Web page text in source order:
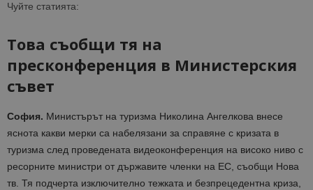
Чуйте статията:
Това съобщи тя на
пресконференция в Министерския
съвет
София. Министърът на туризма Николина Ангелкова внесе
яснота какви мерки са набелязани за справяне с кризата в
туризма след проведената видеоконференция на високо ниво с
ресорните министри от държавите членки на ЕС, съобщи Нова
тв. Тя подчерта изключително тежката и безпрецедентна криза,